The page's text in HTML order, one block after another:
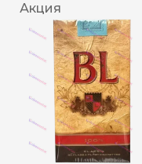
Акция